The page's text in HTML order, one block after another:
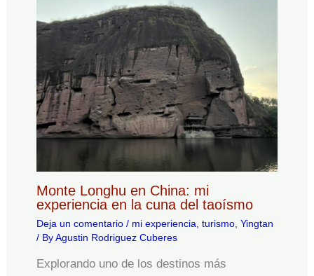
Monte Longhu en China: mi
experiencia en la cuna del taoísmo
Deja un comentario / mi experiencia turismo, Yingtan
/ ByAgustin Rodriguez Cuberes
Explorando uno de los destinos más